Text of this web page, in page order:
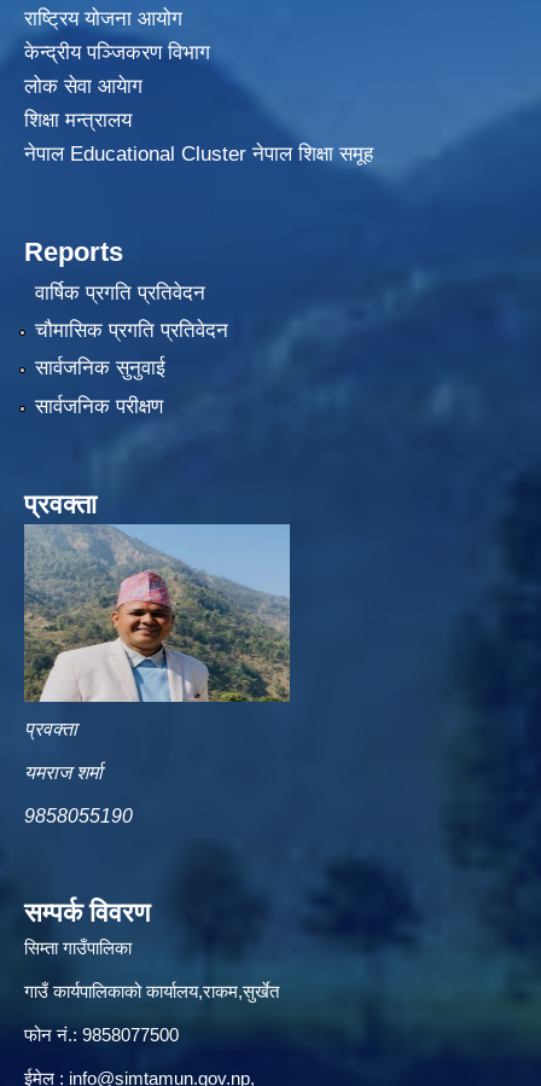
राष्ट्रिय योजना आयोग
केन्द्रीय पञ्जिकरण विभाग
लोक सेवा आयेाग
शिक्षा मन्त्रालय
नेपाल Educational Cluster नेपाल शिक्षा समूह
Reports
वार्षिक प्रगति प्रतिवेदन
चौमासिक प्रगति प्रतिवेदन
सार्वजनिक सुनुवाई
सार्वजनिक परीक्षण
प्रवक्ता
प्रवक्ता
यमराज शर्मा
9858055190
सम्पर्क विवरण
सिम्ता गाउँपालिका
गाउँ कार्यपालिकाको कार्यालय,राकम,सुर्खेत
फोन नं.: 9858077500
ईमेल‌ : info@simtamun.gov.np,